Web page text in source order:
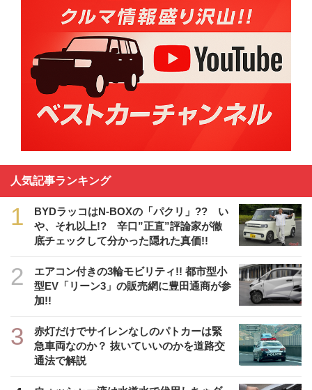
人気記事ランキング
1
BYDラッコはN-BOXの「パクリ」?? い
や、それ以上!? 辛口”正直”評論家が徹
底チェックして分かった隠れた真価!!
2
エアコン付きの3輪モビリティ!! 都市型小
型EV「リーン3」の販売網に豊田通商が参
加!!
3
赤灯だけでサイレンなしのパトカーは緊
急車両なのか？ 抜いていいのかを道路交
通法で解説